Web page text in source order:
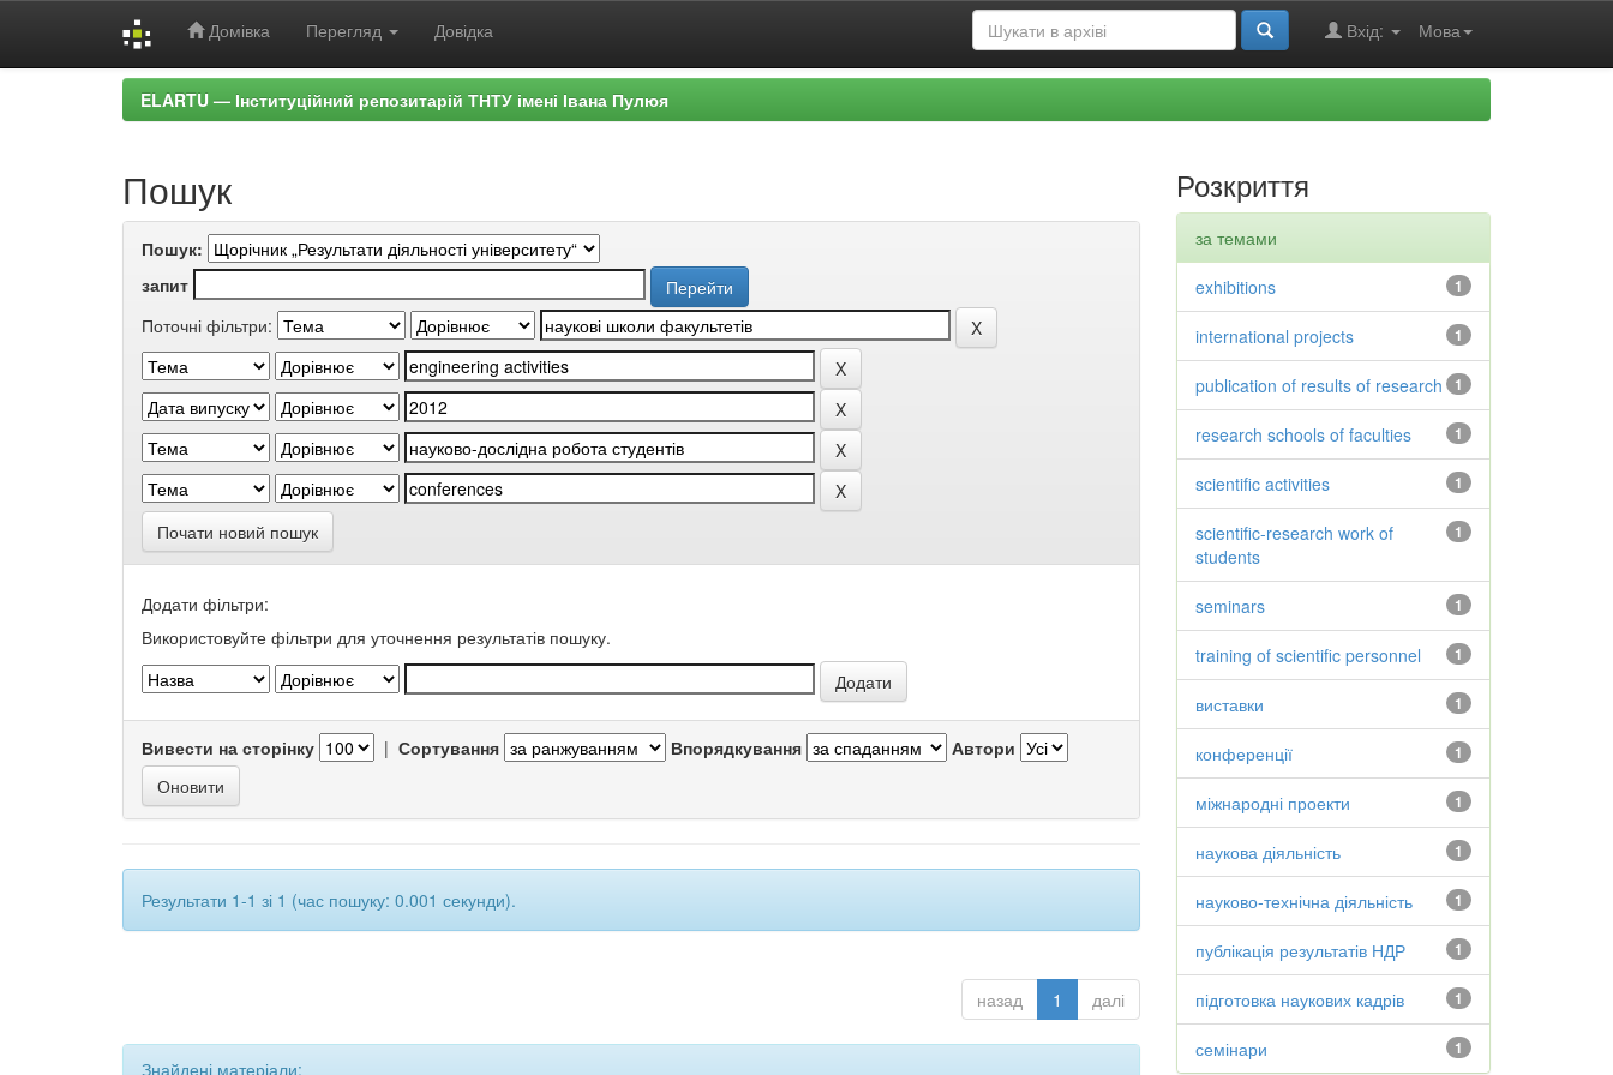
Домівка Перегляд Довідка Мова
Вхід:
ELARTU — Інституційний репозитарій ТНТУ імені Івана Пулюя
Пошук
Пошук:
запит
Поточні фільтри:
Почати новий пошук
Додати фільтри:
Використовуйте фільтри для уточнення результатів пошуку.
Вивести на сторінку | Сортування Впорядкування Автори
Результати 1-1 зі 1 (час пошуку: 0.001 секунди).
назад 1 далі
Знайдені матеріали:
Розкриття
за темами
1
exhibitions
1
international projects
1
publication of results of research
1
research schools of faculties
1
scientific activities
1
scientific-research work of
students
1
seminars
1
training of scientific personnel
1
виставки
1
конференції
1
міжнародні проекти
1
наукова діяльність
1
науково-технічна діяльність
1
публікація результатів НДР
1
підготовка наукових кадрів
1
семінари